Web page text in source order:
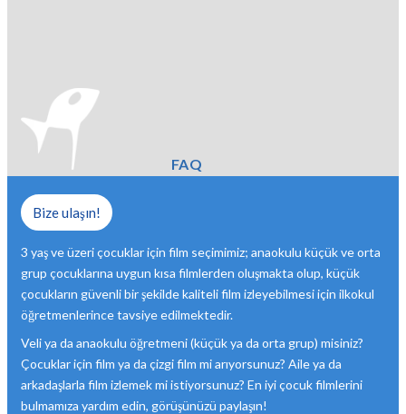
FAQ
Bize ulaşın!
3 yaş ve üzeri çocuklar için film seçimimiz; anaokulu küçük ve orta
grup çocuklarına uygun kısa filmlerden oluşmakta olup, küçük
çocukların güvenli bir şekilde kaliteli film izleyebilmesi için ilkokul
öğretmenlerince tavsiye edilmektedir.
Veli ya da anaokulu öğretmeni (küçük ya da orta grup) misiniz?
Çocuklar için film ya da çizgi film mi arıyorsunuz? Aile ya da
arkadaşlarla film izlemek mi istiyorsunuz? En iyi çocuk filmlerini
bulmamıza yardım edin, görüşünüzü paylaşın!